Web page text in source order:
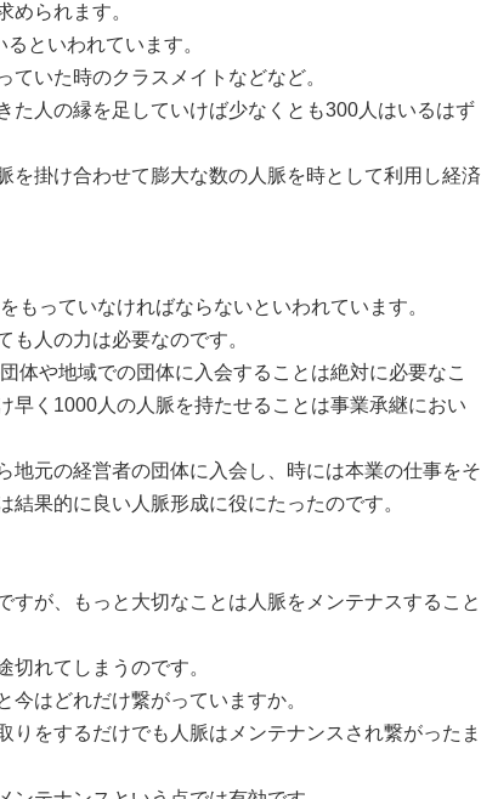
められます。
といわれています。
いた時のクラスメイトなどなど。
た人の縁を足していけば少なくとも300人はいるはず
を掛け合わせて膨大な数の人脈を時として利用し経済
もっていなければならないといわれています。
も人の力は必要なのです。
体や地域での団体に入会することは絶対に必要なこ
早く1000人の人脈を持たせることは事業承継におい
地元の経営者の団体に入会し、時には本業の仕事をそ
結果的に良い人脈形成に役にたったのです。
すが、もっと大切なことは人脈をメンテナスすること
切れてしまうのです。
はどれだけ繋がっていますか。
りをするだけでも人脈はメンテナンスされ繋がったま